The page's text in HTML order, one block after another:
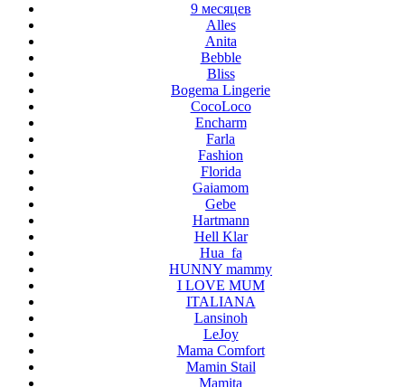
9 месяцев
Alles
Anita
Bebble
Bliss
Bogema Lingerie
CocoLoco
Encharm
Farla
Fashion
Florida
Gaiamom
Gebe
Hartmann
Hell Klar
Hua_fa
HUNNY mammy
I LOVE MUM
ITALIANA
Lansinoh
LeJoy
Mama Comfort
Mamin Stail
Mamita